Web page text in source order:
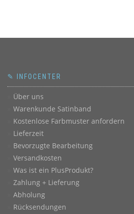
✎ INFOCENTER
Über uns
Warenkunde Satinband
Kostenlose Farbmuster anfordern
Lieferzeit
Bevorzugte Bearbeitung
Versandkosten
Was ist ein PlusProdukt?
Zahlung + Lieferung
Abholung
Rücksendungen